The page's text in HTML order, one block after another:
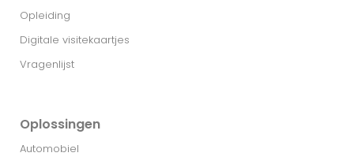
Opleiding
Digitale visitekaartjes
Vragenlijst
Oplossingen
Automobiel